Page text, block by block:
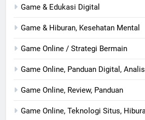
Game & Edukasi Digital
Game & Hiburan, Kesehatan Mental
Game Online / Strategi Bermain
Game Online, Panduan Digital,
Game Online, Review, Panduan
Game Online, Teknologi Situs,